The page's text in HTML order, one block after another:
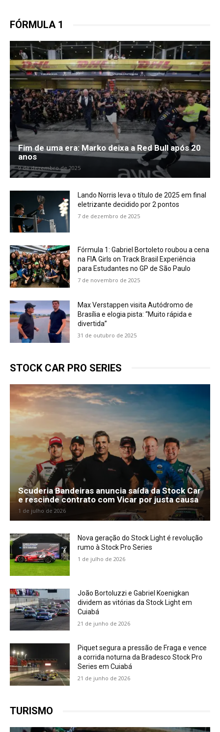
FÓRMULA 1
Fim de uma era: Marko deixa a Red Bull após 20
anos
9 de dezembro de 2025
Lando Norris leva o título de 2025 em final
eletrizante decidido por 2 pontos
7 de dezembro de 2025
Fórmula 1: Gabriel Bortoleto roubou a cena
na FIA Girls on Track Brasil Experiência
para Estudantes no GP de São Paulo
7 de novembro de 2025
Max Verstappen visita Autódromo de
Brasília e elogia pista: “Muito rápida e
divertida”
31 de outubro de 2025
STOCK CAR PRO SERIES
Scuderia Bandeiras anuncia saída da Stock Car
e rescinde contrato com Vicar por justa causa
1 de julho de 2026
Nova geração do Stock Light é revolução
rumo à Stock Pro Series
1 de julho de 2026
João Bortoluzzi e Gabriel Koenigkan
dividem as vitórias da Stock Light em
Cuiabá
21 de junho de 2026
Piquet segura a pressão de Fraga e vence
a corrida noturna da Bradesco Stock Pro
Series em Cuiabá
21 de junho de 2026
TURISMO